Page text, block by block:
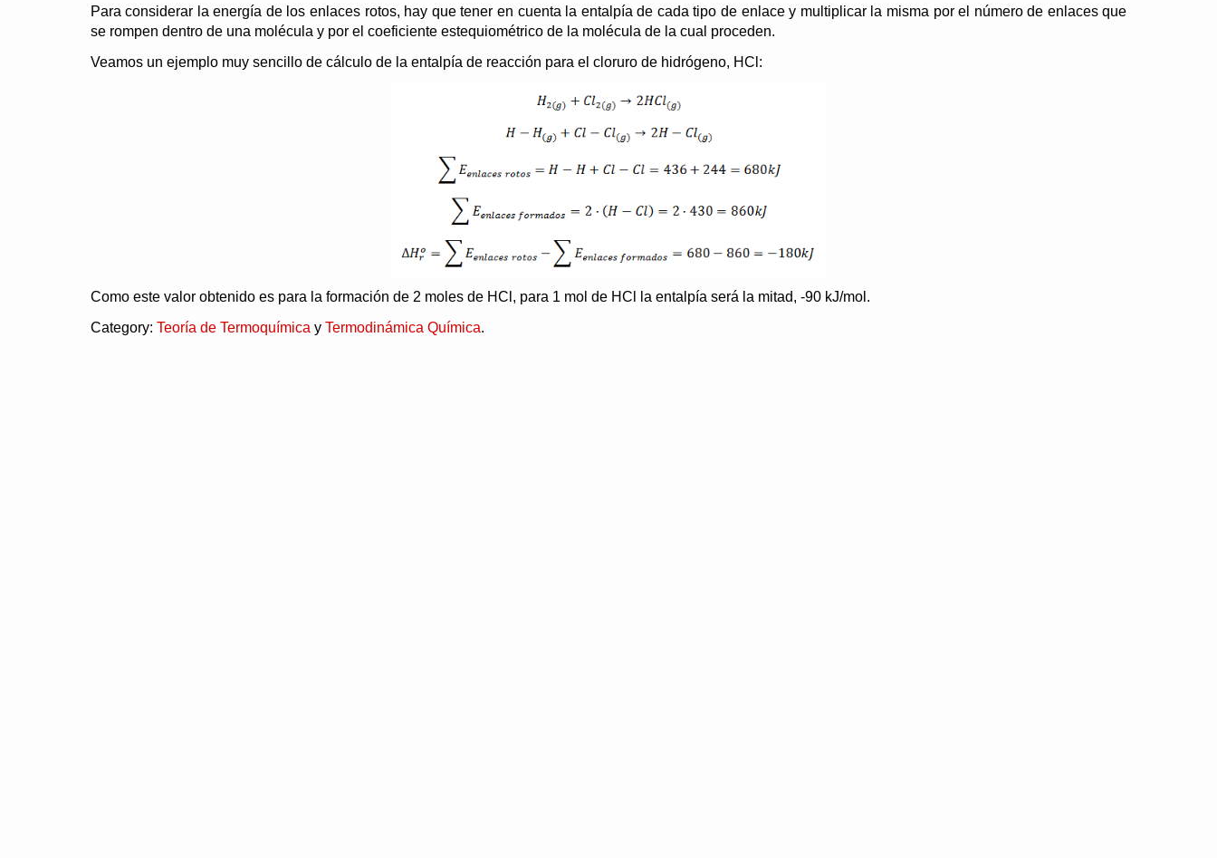
Para considerar la energía de los enlaces rotos, hay que tener en cuenta la entalpía de cada tipo de enlace y multiplicar la misma por el número de enlaces que
se rompen dentro de una molécula y por el coeficiente estequiométrico de la molécula de la cual proceden.
Veamos un ejemplo muy sencillo de cálculo de la entalpía de reacción para el cloruro de hidrógeno, HCl:
Como este valor obtenido es para la formación de 2 moles de HCl, para 1 mol de HCl la entalpía será la mitad, -90 kJ/mol.
Category: Teoría de Termoquímica y Termodinámica Química.